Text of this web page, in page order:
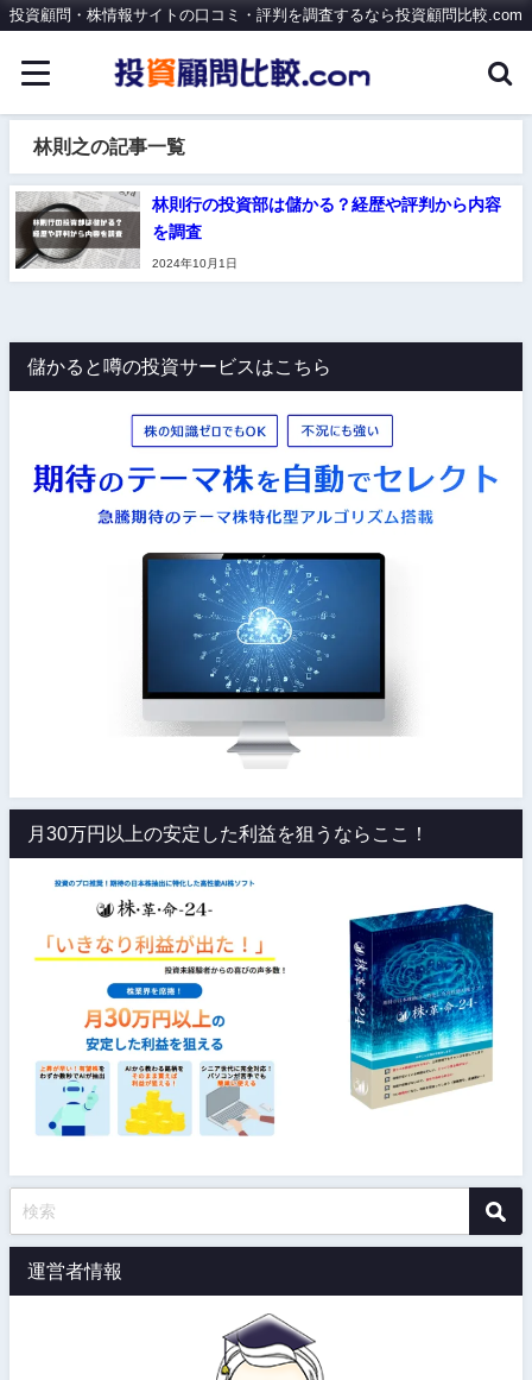
投資顧問・株情報サイトの口コミ・評判を調査するなら投資顧問比較.com
林則之の記事一覧
林則行の投資部は儲かる？経歴や評判から内容
を調査
2024年10月1日
儲かると噂の投資サービスはこちら
月30万円以上の安定した利益を狙うならここ！
運営者情報